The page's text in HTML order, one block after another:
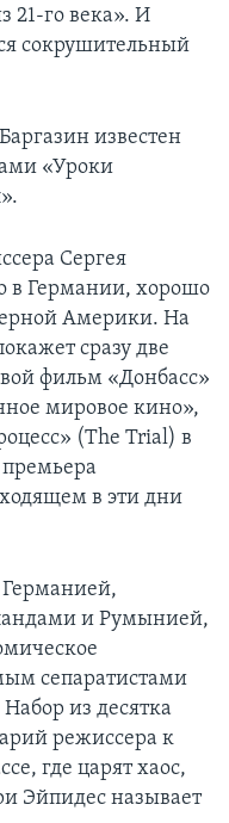
21-го века». И
сокрушительный
известен
«Уроки
Сергея
в Германии, хорошо
Америки. На
сразу две
фильм «Донбасс»
мировое кино»,
(The Trial) в
в эти дни
Германией,
и Румынией,
сепаратистами
из десятка
режиссера к
где царят хаос,
Эйпидес называет